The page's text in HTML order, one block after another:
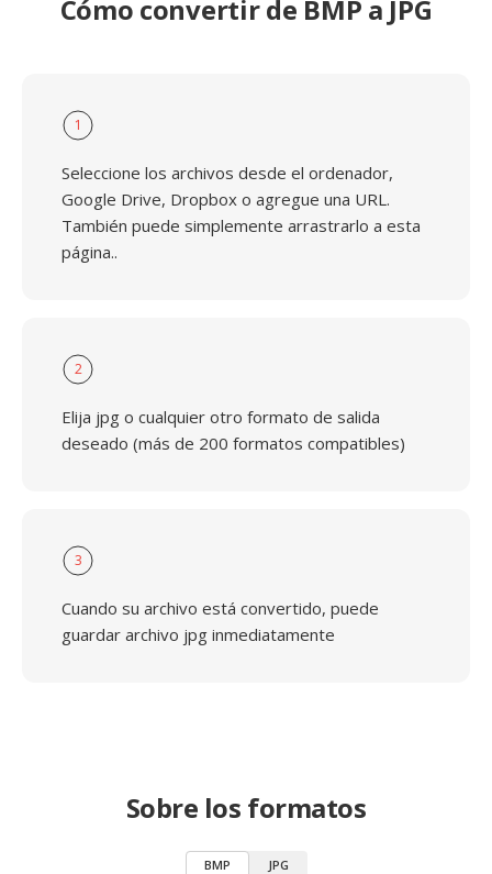
Cómo convertir de BMP a JPG
1
Seleccione los archivos desde el ordenador,
Google Drive, Dropbox o agregue una URL.
También puede simplemente arrastrarlo a esta
página..
2
Elija jpg o cualquier otro formato de salida
deseado (más de 200 formatos compatibles)
3
Cuando su archivo está convertido, puede
guardar archivo jpg inmediatamente
Sobre los formatos
BMP JPG